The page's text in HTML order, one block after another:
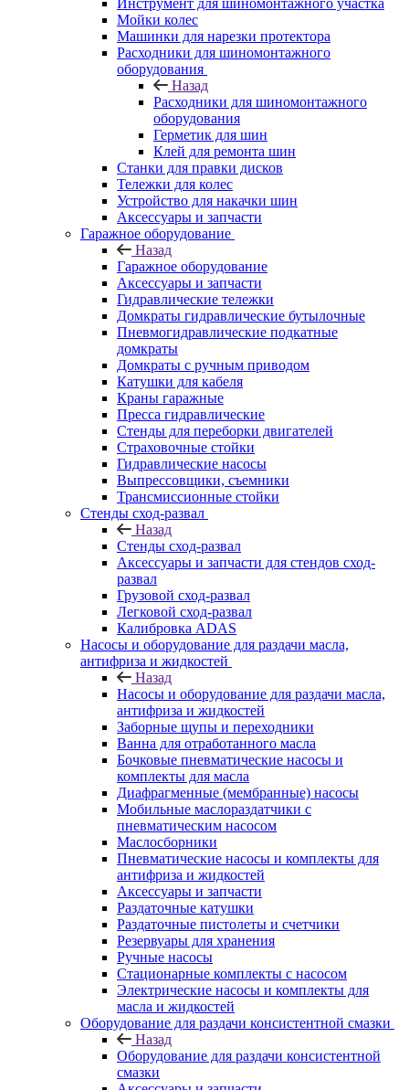
Инструмент для шиномонтажного участка
Мойки колес
Машинки для нарезки протектора
Расходники для шиномонтажного
оборудования
Назад
Расходники для шиномонтажного
оборудования
Герметик для шин
Клей для ремонта шин
Станки для правки дисков
Тележки для колес
Устройство для накачки шин
Аксессуары и запчасти
Гаражное оборудование
Назад
Гаражное оборудование
Аксессуары и запчасти
Гидравлические тележки
Домкраты гидравлические бутылочные
Пневмогидравлические подкатные
домкраты
Домкраты с ручным приводом
Катушки для кабеля
Краны гаражные
Пресса гидравлические
Стенды для переборки двигателей
Страховочные стойки
Гидравлические насосы
Выпрессовщики, съемники
Трансмиссионные стойки
Стенды сход-развал
Назад
Стенды сход-развал
Аксессуары и запчасти для стендов сход-
развал
Грузовой сход-развал
Легковой сход-развал
Калибровка ADAS
Насосы и оборудование для раздачи масла,
антифриза и жидкостей
Назад
Насосы и оборудование для раздачи масла,
антифриза и жидкостей
Заборные щупы и переходники
Ванна для отработанного масла
Бочковые пневматические насосы и
комплекты для масла
Диафрагменные (мембранные) насосы
Мобильные маслораздатчики с
пневматическим насосом
Маслосборники
Пневматические насосы и комплекты для
антифриза и жидкостей
Аксессуары и запчасти
Раздаточные катушки
Раздаточные пистолеты и счетчики
Резервуары для хранения
Ручные насосы
Стационарные комплекты с насосом
Электрические насосы и комплекты для
масла и жидкостей
Оборудование для раздачи консистентной смазки
Назад
Оборудование для раздачи консистентной
смазки